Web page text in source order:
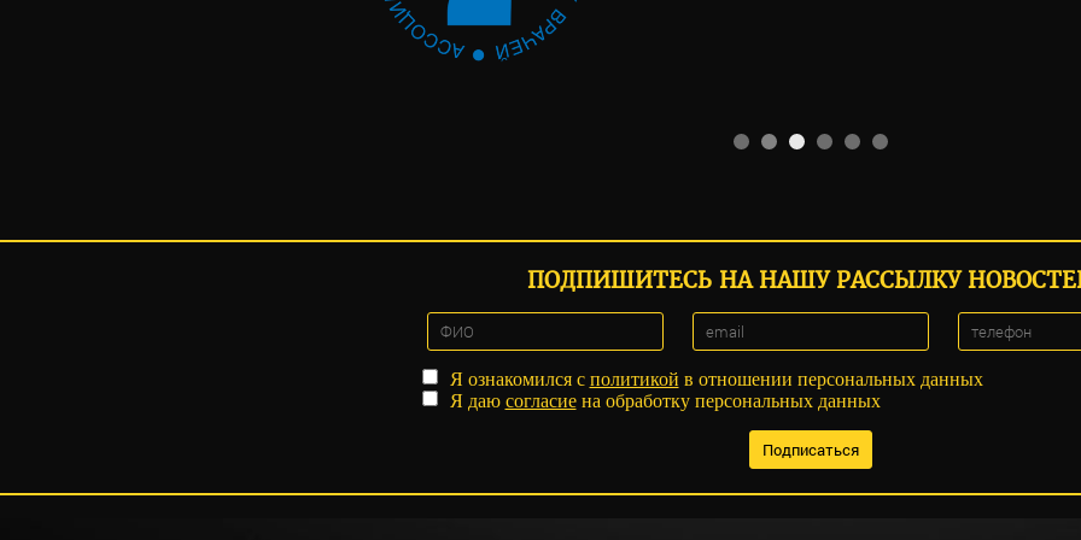
ПОДПИШИТЕСЬ НА НАШУ РАССЫЛКУ
Я ознакомился с политикой в отношении персональных данных
Я даю согласиена обработку персональных данных